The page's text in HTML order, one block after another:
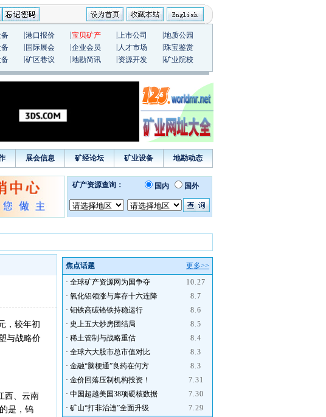
港口报价 宝贝矿产 上市公司
地质公园
国际展会 企业会员 人才市场
珠宝鉴赏
矿区巷议 地勘简讯 资源开发 矿业院校
展会信息 矿经论坛 矿业设备 地勘动态
，较年初
与战略价
西、云南
是，钨
焦点话题
更多>>
· 全球矿产资源网为国争夺
10.27
· 氧化铝领涨与库存十六连降
8.7
· 钼铁高碳铬铁持稳运行
8.6
· 史上五大炒房团结局
8.5
· 稀土管制与战略重估
8.4
· 全球六大股市总市值对比
8.3
· 金融“脑梗通”良药在何方
8.3
· 金价回落压制机构投资！
7.31
· 中国超越美国38项硬核数据
7.30
· 矿山“打非治违”全面升级
7.29